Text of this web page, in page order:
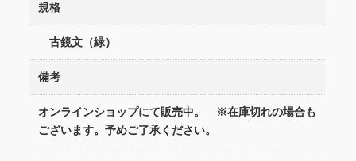
規格
古鏡文（緑）
備考
オンラインショップにて販売中。 ※在庫切れの場合も
ございます。予めご了承ください。